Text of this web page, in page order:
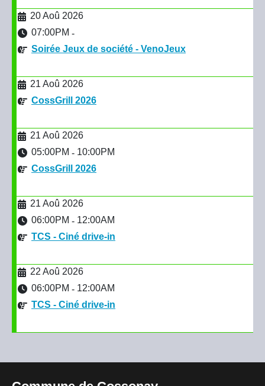
20 Aoû 2026
07:00PM -
Soirée Jeux de société - VenoJeux
21 Aoû 2026
CossGrill 2026
21 Aoû 2026
05:00PM - 10:00PM
CossGrill 2026
21 Aoû 2026
06:00PM - 12:00AM
TCS - Ciné drive-in
22 Aoû 2026
06:00PM - 12:00AM
TCS - Ciné drive-in